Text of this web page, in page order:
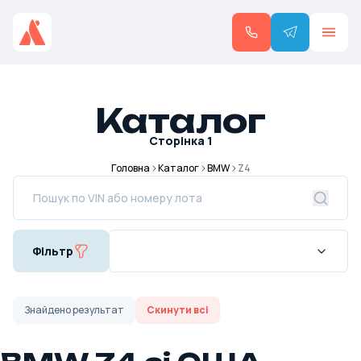
Каталог
Сторінка 1
Головна Каталог BMW Z4
Фільтр
Знайденорезультат Скинути всі